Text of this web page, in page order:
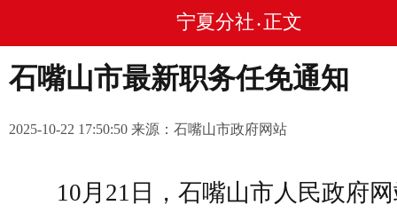
宁夏分社 • 正文
石嘴山市最新职务任免通知
2025-10-22 17:50:50 来源：石嘴山市政府网站
10月21日，石嘴山市人民政府网